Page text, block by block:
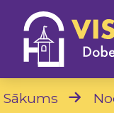
Sākums